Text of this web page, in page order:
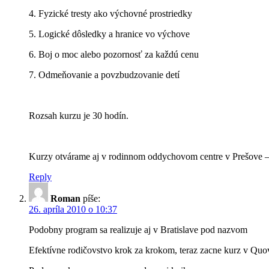
4. Fyzické tresty ako výchovné prostriedky
5. Logické dôsledky a hranice vo výchove
6. Boj o moc alebo pozornosť za každú cenu
7. Odmeňovanie a povzbudzovanie detí
Rozsah kurzu je 30 hodín.
Kurzy otvárame aj v rodinnom oddychovom centre v
Reply
Roman píše:
26. apríla 2010 o 10:37
Podobny program sa realizuje aj v Bratislave pod nazvom
Efektívne rodičovstvo krok za krokom, teraz zacne kurz v